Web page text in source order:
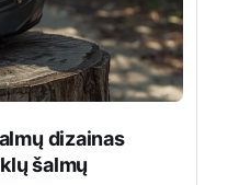
dizainas
šalmų